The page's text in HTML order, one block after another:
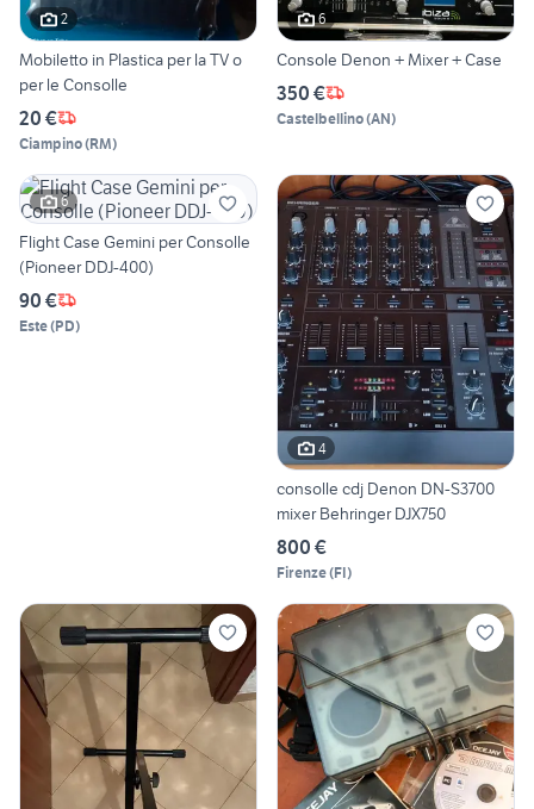
2
Mobiletto in Plastica per la TV o
per le Consolle
20 €
Ciampino(RM)
6
Console Denon + Mixer + Case
350 €
Castelbellino(AN)
6
Flight Case Gemini per Consolle
(Pioneer DDJ-400)
90 €
Este(PD)
4
consolle cdj Denon DN-S3700
mixer Behringer DJX750
800 €
Firenze(FI)